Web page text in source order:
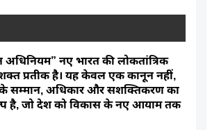
अधिनियम” नए भारत की लोकतांत्रिक
प्रतीक है। यह केवल एक कानून नहीं,
सम्मान, अधिकार और सशक्तिकरण का
है, जो देश को विकास के नए आयाम तक